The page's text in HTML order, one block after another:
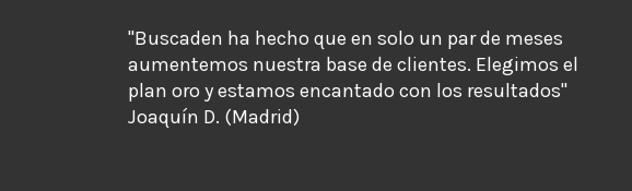
"Buscaden ha hecho que en solo un par de meses
aumentemos nuestra base de clientes. Elegimos el
plan oro y estamos encantado con los resultados"
Joaquín D. (Madrid)